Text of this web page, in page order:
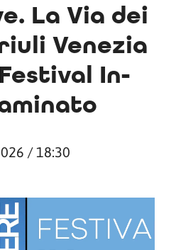
La Via dei
Venezia
In-
/ 18:30